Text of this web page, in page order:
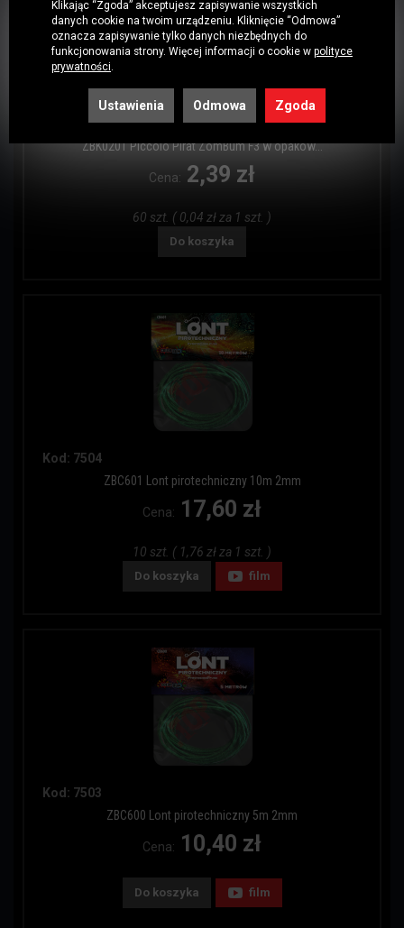
Kod: 7497
ZBK0201 Piccolo Pirat ZomBum F3 w opakow...
Cena: 2,39 zł
60 szt. ( 0,04 zł za 1 szt. )
Do koszyka
Kod: 7504
ZBC601 Lont pirotechniczny 10m 2mm
Cena: 17,60 zł
10 szt. ( 1,76 zł za 1 szt. )
Do koszyka film
Kod: 7503
ZBC600 Lont pirotechniczny 5m 2mm
Cena: 10,40 zł
Do koszyka film
Klikając “Zgoda” akceptujesz zapisywanie wszystkich
danych cookie na twoim urządzeniu. Kliknięcie “Odmowa”
oznacza zapisywanie tylko danych niezbędnych do
funkcjonowania strony. Więcej informacji o cookie w polityce
prywatności.
Ustawienia Odmowa Zgoda